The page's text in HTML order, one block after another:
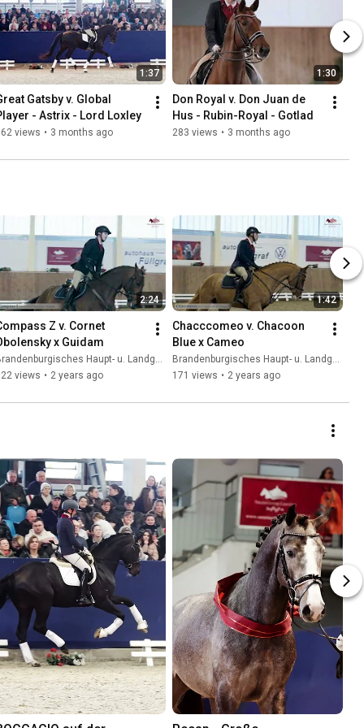
1:37
Gatsby v. Global
- Astrix - Lord Loxley
views • 3 months ago
1:30
Don Royal v. Don Juan de
283 views • 3 months ago
2:24
Z v. Cornet
x Guidam
Haupt- u. Landgestüt Neustadt
views • 2 years ago
1:42
Chacccomeo v. Chacoon
Blue x Cameo
Brandenburgisches Haupt- u. Landgestüt Neustadt
171 views • 2 years ago